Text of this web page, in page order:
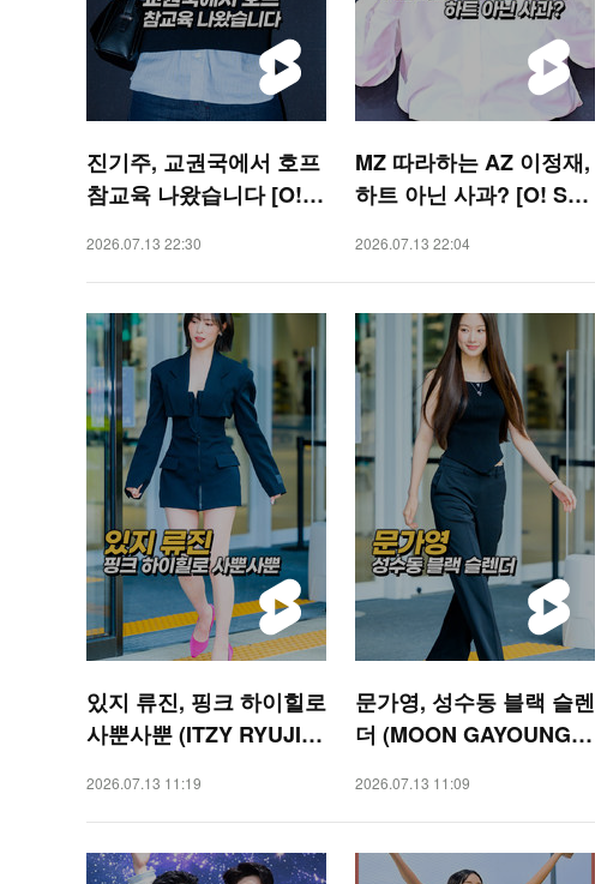
진기주, 교권국에서 호프
참교육 나왔습니다 [O! S
2026.07.13 22:30
MZ 따라하는 AZ 이정재,
하트 아닌 사과? [O! STA
2026.07.13 22:04
있지 류진, 핑크 하이힐로
사뿐사뿐 (ITZY RYUJIN)
2026.07.13 11:19
문가영, 성수동 블랙 슬렌
더 (MOON GAYOUNG)
2026.07.13 11:09